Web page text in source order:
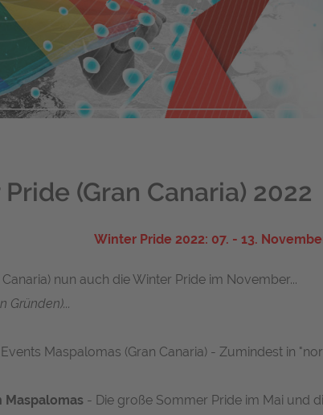
(Gran Canaria) 2022
Winter Pride 2022: 07. - 13.
nun auch die Winter Pride im November...
Gründen)...
Maspalomas (Gran Canaria) - Zumindest in
Maspalomas - Die große Sommer Pride im Mai und